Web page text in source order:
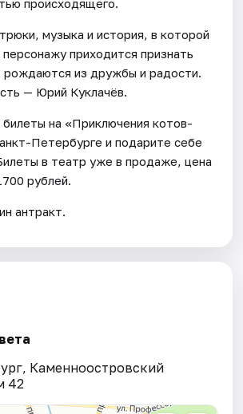
происходящего.
музыка и история, в которой
приходится признать
рождаются из дружбы и радости.
— Юрий Куклачёв.
билеты на «Приключения котов-
Петербурге и подарите себе
в театр уже в продаже, цена
рублей.
антракт.
Каменноостровский
42